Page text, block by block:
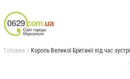
Головна Король Великої Британії під час